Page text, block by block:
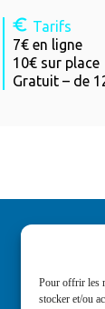
Pour offrir les
stocker et/ou
Tarifs
7€ en ligne
10€ sur place
Gratuit – de